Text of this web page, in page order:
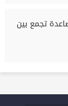
تجمع بين